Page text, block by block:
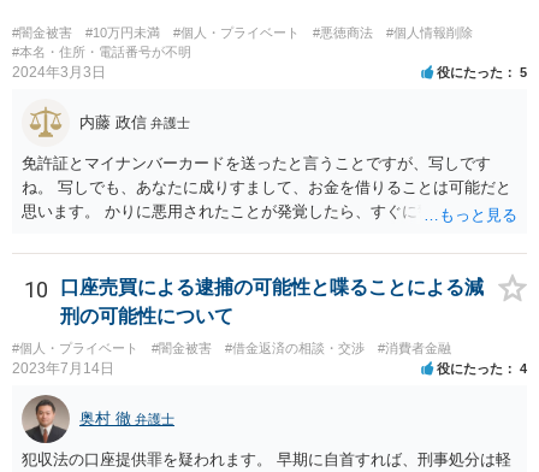
#闇金被害 #10万円未満 #個人・プライベート #悪徳商法
#個人情報削除
#本名・住所・電話番号が不明
2024年3月3日 役にたった 5
内藤 政信 弁護士
免許証とマイナンバーカードを送ったと言うことですが、写しです
ね。 写しでも、あなたに成りすまして、お金を借りることは可能だと
思います。 かりに悪用されたことが発覚したら、すぐに警察に相談し
10
口座売買による逮捕の可能性と喋ることによる減
刑の可能性について
#個人・プライベート #闇金被害 #借金返済の相談・交渉 #消費者金融
2023年7月14日 役にたった 4
奥村 徹 弁護士
犯収法の口座提供罪を疑われます。 早期に自首すれば、刑事処分は軽